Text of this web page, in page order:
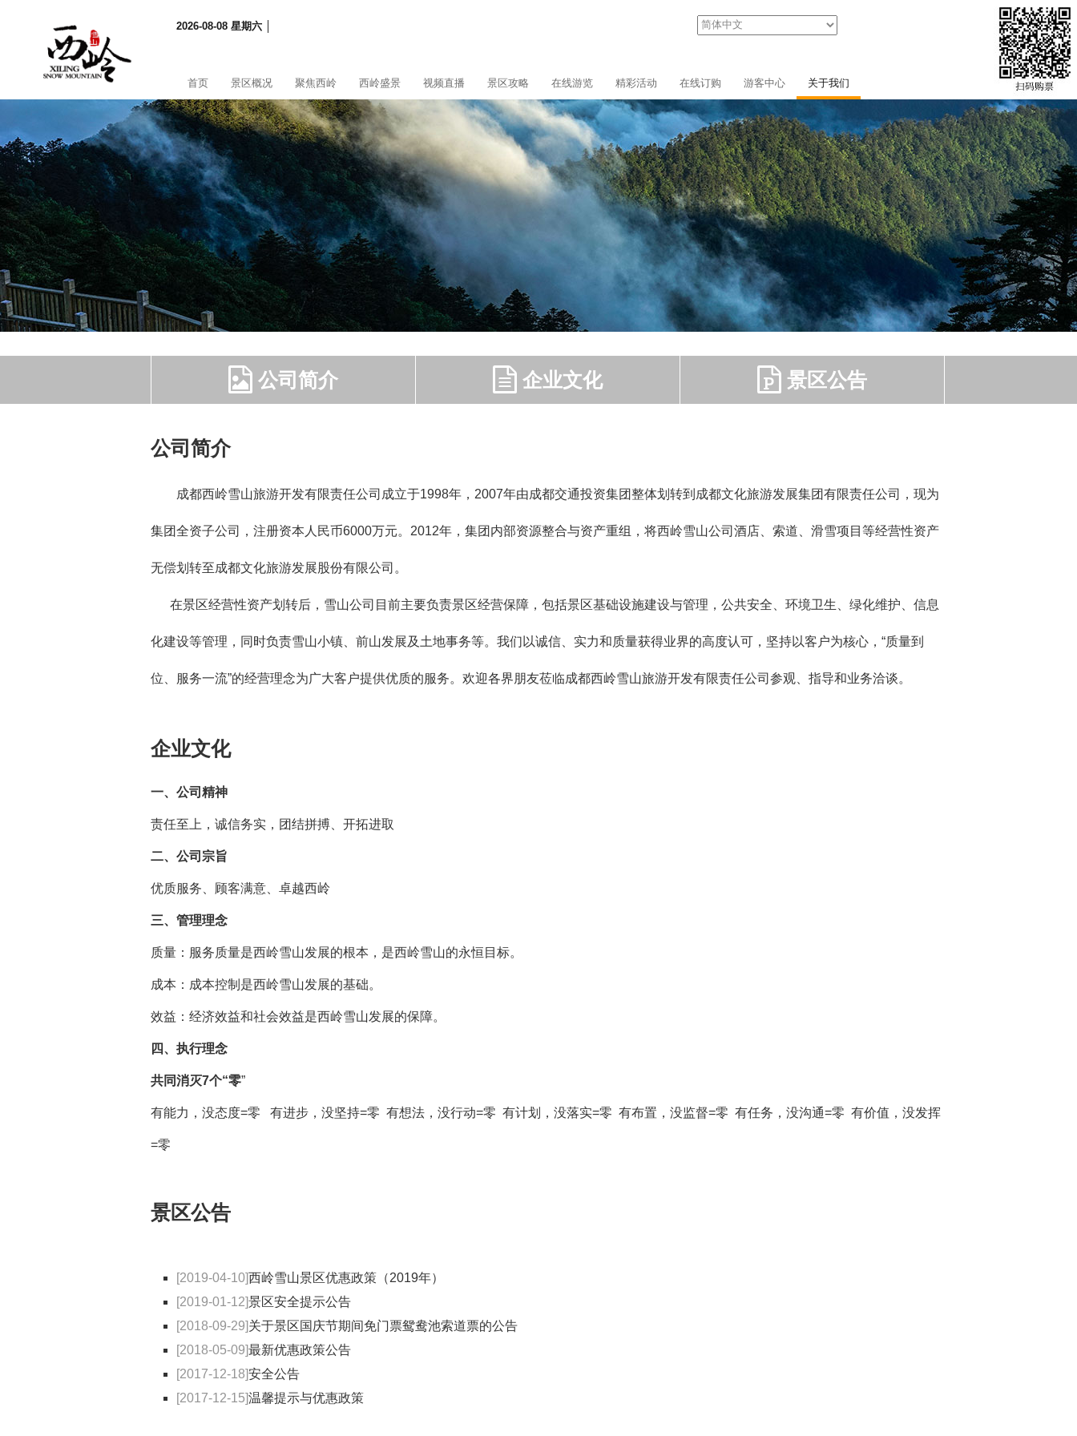
2026-08-08 星期六 │
首页 景区概况 聚焦西岭 西岭盛景 视频直播 景区攻略 在线游览 精彩活动 在线订购 游客中心 关于我们
公司简介 企业文化 景区公告
公司简介
成都西岭雪山旅游开发有限责任公司成立于1998年，2007年由成都交通投资集团整体划转到成都文化旅游发展集团有限责任公司，现为
集团全资子公司，注册资本人民币6000万元。2012年，集团内部资源整合与资产重组，将西岭雪山公司酒店、索道、滑雪项目等经营性资产
无偿划转至成都文化旅游发展股份有限公司。
在景区经营性资产划转后，雪山公司目前主要负责景区经营保障，包括景区基础设施建设与管理，公共安全、环境卫生、绿化维护、信息
化建设等管理，同时负责雪山小镇、前山发展及土地事务等。 我们以诚信、实力和质量获得业界的高度认可，坚持以客户为核心，“质量到
位、服务一流”的经营理念为广大客户提供优质的服务。欢迎各界朋友莅临成都西岭雪山旅游开发有限责任公司参观、指导和业务洽谈。
企业文化
一、公司精神
责任至上，诚信务实，团结拼搏、开拓进取
二、公司宗旨
优质服务、顾客满意、卓越西岭
三、管理理念
质量：服务质量是西岭雪山发展的根本，是西岭雪山的永恒目标。
成本：成本控制是西岭雪山发展的基础。
效益：经济效益和社会效益是西岭雪山发展的保障。
四、执行理念
共同消灭7个“零”
有能力，没态度=零 有进步，没坚持=零 有想法，没行动=零 有计划，没落实=零 有布置，没监督=零 有任务，没沟通=零 有价值，没发挥
=零
景区公告
[2019-04-10]西岭雪山景区优惠政策（2019年）
[2019-01-12]景区安全提示公告
[2018-09-29]关于景区国庆节期间免门票鸳鸯池索道票的公告
[2018-05-09]最新优惠政策公告
[2017-12-18]安全公告
[2017-12-15]温馨提示与优惠政策